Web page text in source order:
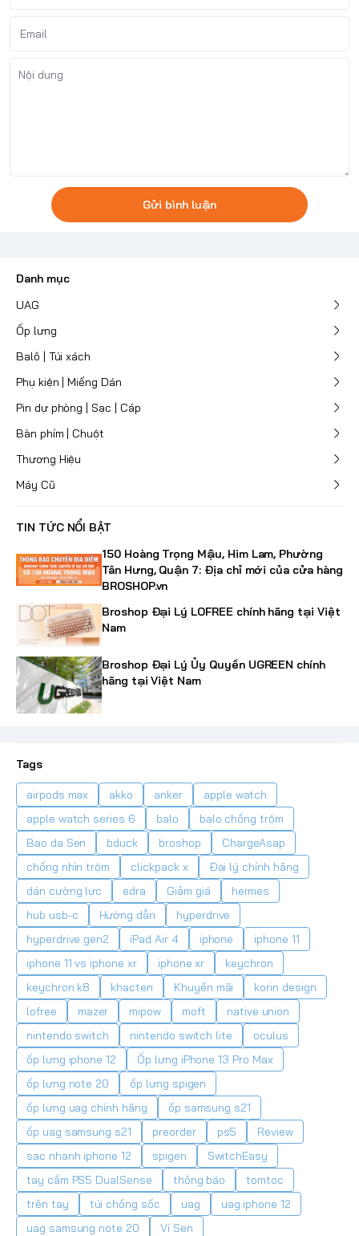
Gửi bình luận
Danh mục
UAG
Ốp lưng
Balô | Túi xách
Phụ kiện | Miếng Dán
Pin dự phòng | Sạc | Cáp
Bàn phím | Chuột
Thương Hiệu
Máy Cũ
TIN TỨC NỔI BẬT
150 Hoàng Trọng Mậu, Him Lam, Phường
Tân Hưng, Quận 7: Địa chỉ mới của cửa hàng
BROSHOP.vn
Broshop Đại Lý LOFREE chính hãng tại Việt
Nam
Broshop Đại Lý Ủy Quyền UGREEN chính
hãng tại Việt Nam
Tags
airpods max akko anker
apple watch
apple watch series 6
balo
balo chống trộm
Bao da Sen
bduck broshop
ChargeAsap
chống nhìn trộm
clickpack x
Đại lý chính hãng
dán cường lực
edra Giảm giá
hermes
hub usb-c
Hướng dẫn
hyperdrive
hyperdrive gen2
iPad Air 4 iphone
iphone 11
iphone 11 vs iphone xr
iphone xr
keychron
keychron k8
khacten Khuyến mãi
korin design
lofree
mazer mipow moft
native union
nintendo switch
nintendo switch lite
oculus
ốp lưng iphone 12
Ốp lưng iPhone 13 Pro Max
ốp lưng note 20
ốp lưng spigen
ốp lưng uag chính hãng
ốp samsung s21
ốp uag samsung s21
preorder ps5
Review
sạc nhanh iphone 12
spigen
SwitchEasy
tay cầm PS5 DualSense
thông báo
tomtoc
trên tay
túi chống sốc uag
uag iphone 12
uag samsung note 20
Ví Sen